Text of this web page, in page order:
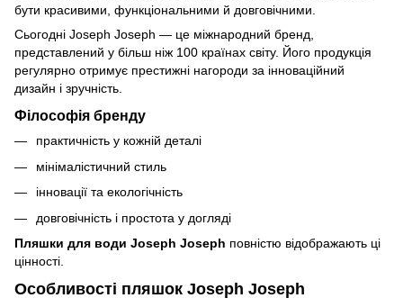
бути красивими, функціональними й довговічними.
Сьогодні Joseph Joseph — це міжнародний бренд,
представлений у більш ніж 100 країнах світу. Його продукція
регулярно отримує престижні нагороди за інноваційний
дизайн і зручність.
Філософія бренду
практичність у кожній деталі
мінімалістичний стиль
інновації та екологічність
довговічність і простота у догляді
Пляшки для води Joseph Joseph повністю відображають ці
цінності.
Особливості пляшок Joseph Joseph